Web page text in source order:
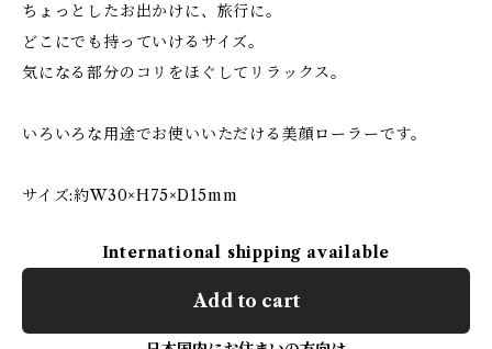
ちょっとしたお出かけに、旅行に。
どこにでも持っていけるサイズ。
気になる部分のコリをほぐしてリラックス。
いろいろな用途でお使いいただける美顔ローラーです。
サイズ:約W30×H75×D15mm
International shipping available
Add to cart